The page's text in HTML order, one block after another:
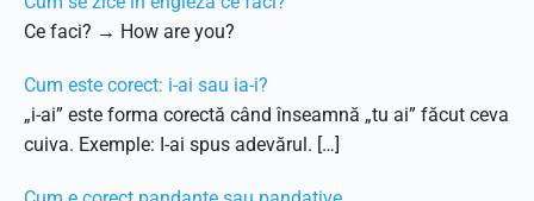
Ce faci? → How are you?
Cum este corect: i-ai sau ia-i?
„i-ai” este forma corectă când înseamnă „tu ai” făcut ceva
cuiva. Exemple: I-ai spus adevărul. […]